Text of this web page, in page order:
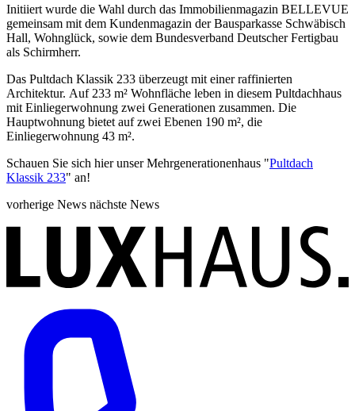
Initiiert wurde die Wahl durch das Immobilienmagazin BELLEVUE
gemeinsam mit dem Kundenmagazin der Bausparkasse Schwäbisch
Hall, Wohnglück, sowie dem Bundesverband Deutscher Fertigbau
als Schirmherr.
Das Pultdach Klassik 233 überzeugt mit einer raffinierten
Architektur. Auf 233 m² Wohnfläche leben in diesem Pultdachhaus
mit Einliegerwohnung zwei Generationen zusammen. Die
Hauptwohnung bietet auf zwei Ebenen 190 m², die
Einliegerwohnung 43 m².
Schauen Sie sich hier unser Mehrgenerationenhaus "Pultdach
Klassik 233" an!
vorherige News nächste News